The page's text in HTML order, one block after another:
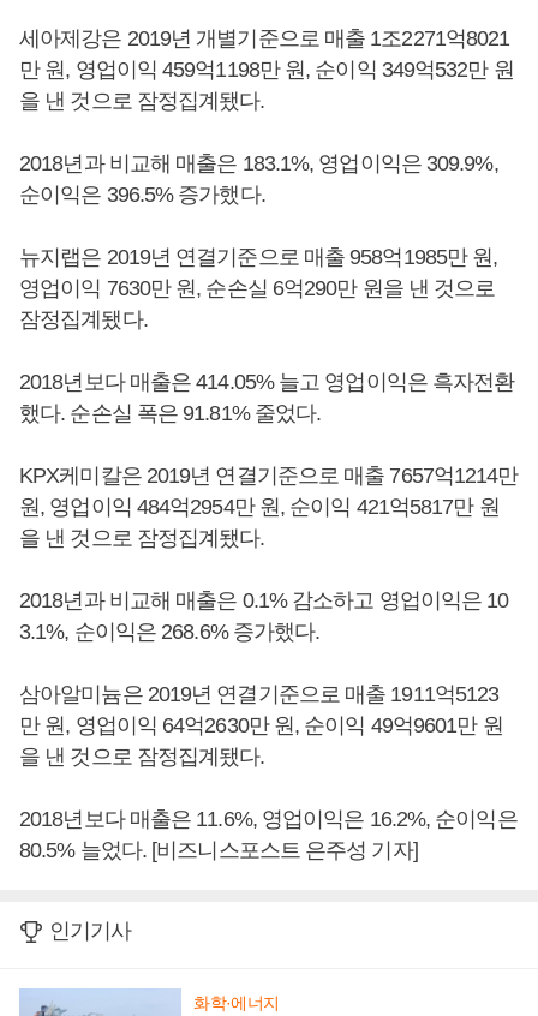
세아제강은 2019년 개별기준으로 매출 1조2271억8021
만 원, 영업이익 459억1198만 원, 순이익 349억532만 원
을 낸 것으로 잠정집계됐다.
2018년과 비교해 매출은 183.1%, 영업이익은 309.9%,
순이익은 396.5% 증가했다.
뉴지랩은 2019년 연결기준으로 매출 958억1985만 원,
영업이익 7630만 원, 순손실 6억290만 원을 낸 것으로
잠정집계됐다.
2018년보다 매출은 414.05% 늘고 영업이익은 흑자전환
했다. 순손실 폭은 91.81% 줄었다.
KPX케미칼은 2019년 연결기준으로 매출 7657억1214만
원, 영업이익 484억2954만 원, 순이익 421억5817만 원
을 낸 것으로 잠정집계됐다.
2018년과 비교해 매출은 0.1% 감소하고 영업이익은 10
3.1%, 순이익은 268.6% 증가했다.
삼아알미늄은 2019년 연결기준으로 매출 1911억5123
만 원, 영업이익 64억2630만 원, 순이익 49억9601만 원
을 낸 것으로 잠정집계됐다.
2018년보다 매출은 11.6%, 영업이익은 16.2%, 순이익은
80.5% 늘었다. [비즈니스포스트 은주성 기자]
인기기사
화학·에너지